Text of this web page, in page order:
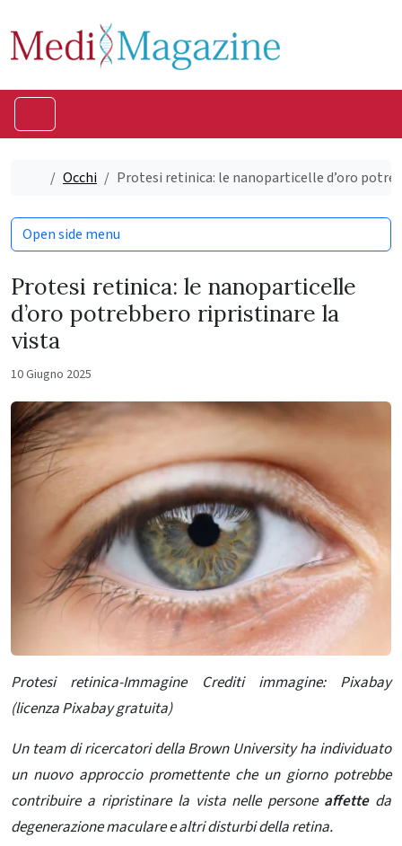
Home
Occhi Protesi retinica: le nanoparticelle d’oro
Protesi retinica: le nanoparticelle
d’oro potrebbero ripristinare la
vista
10 Giugno 2025
Protesi retinica-Immagine Crediti immagine: Pixabay
(licenza Pixabay gratuita)
Un team di ricercatori della Brown University ha individuato
un nuovo approccio promettente che un giorno potrebbe
contribuire a ripristinare la vista nelle persone affetteda
degenerazione maculare e altri disturbi della retina.
Open side menu